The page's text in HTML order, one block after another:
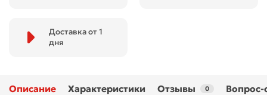
Доставка от 1
дня
Описание Характеристики Отзывы 0 Вопрос-